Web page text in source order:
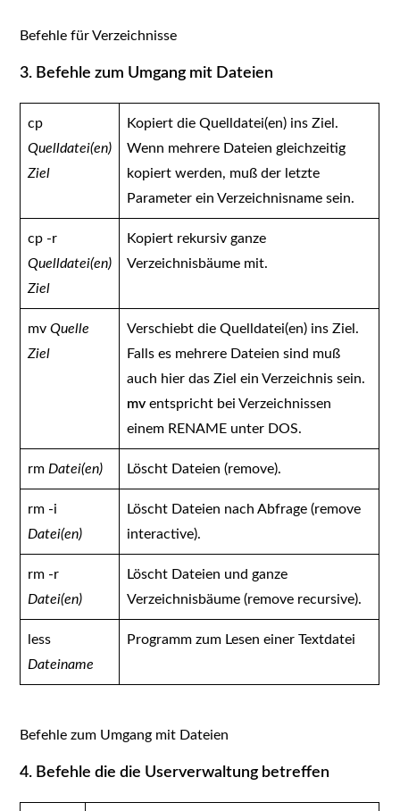
Befehle für Verzeichnisse
3. Befehle zum Umgang mit Dateien
cp
Quelldatei(en)
Ziel
Kopiert die Quelldatei(en) ins Ziel.
Wenn mehrere Dateien gleichzeitig
kopiert werden, muß der letzte
Parameter ein Verzeichnisname sein.
cp -r
Quelldatei(en)
Ziel
Kopiert rekursiv ganze
Verzeichnisbäume mit.
mvQuelle
Ziel
Verschiebt die Quelldatei(en) ins Ziel.
Falls es mehrere Dateien sind muß
auch hier das Ziel ein Verzeichnis sein.
mv entspricht bei Verzeichnissen
einem RENAME unter DOS.
rm Datei(en) Löscht Dateien (remove).
rm -i
Datei(en)
Löscht Dateien nach Abfrage (remove
interactive).
rm -r
Datei(en)
Löscht Dateien und ganze
Verzeichnisbäume (remove recursive).
less
Dateiname
Programm zum Lesen einer Textdatei
Befehle zum Umgang mit Dateien
4. Befehle die die Userverwaltung betreffen